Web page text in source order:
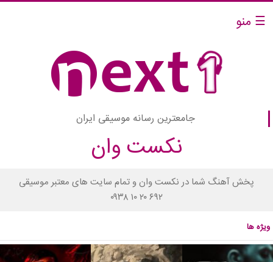
☰ منو
جامعترین رسانه موسیقی ایران
نکست وان
پخش آهنگ شما در نکست وان و تمام سایت های معتبر موسیقی
۰۹۳۸ ۱۰ ۲۰ ۶۹۲
ویژه ها